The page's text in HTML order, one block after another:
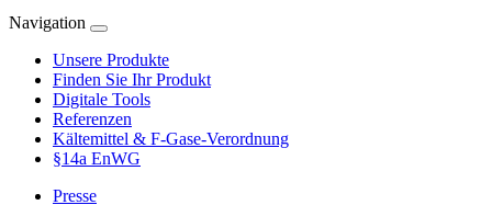
Navigation
Unsere Produkte
Finden Sie Ihr Produkt
Digitale Tools
Referenzen
Kältemittel & F-Gase-Verordnung
§14a EnWG
Presse